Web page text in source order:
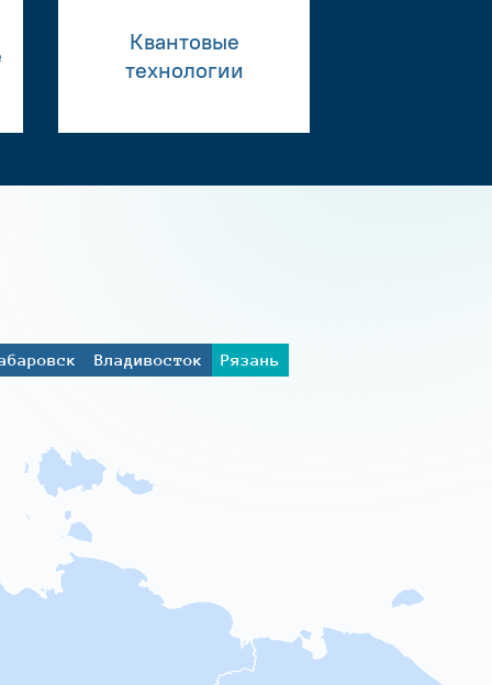
Квантовые
технологии
Владивосток Рязань